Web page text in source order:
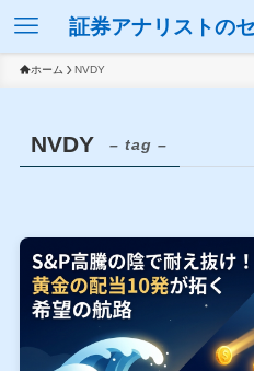
証券アナリストの
ホーム NVDY
NVDY – tag –